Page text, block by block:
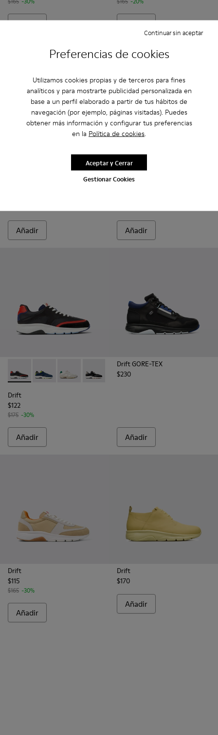
Preferencias de cookies
Utilizamos cookies propias y de terceros para fines
analíticos y para mostrarte publicidad personalizada en
base a un perfil elaborado a partir de tus hábitos de
navegación (por ejemplo, páginas visitadas). Puedes
obtener más información y configurar tus preferencias
en la Política de cookies.
Gestionar Cookies
Continuar sin aceptar
Aceptar y Cerrar
Añadir Añadir
Drift Walk - K101098-008 - Sneakers de tejido y nobuk
Drift Walk - K101098-006 - Sneakers de tejido y
Drift Walk - K101098-004 - Sneakers de
Drift Walk - K101098-003 - Sneakers
Drift Walk - K101098-002 -
Drift Walk - K101098-
Añadir
Drift - K100876-020 -
Drift - K100876-015
Añadir
Drift - K100876-004 - Sneakers multicolores de tejido y piel
Drift - K100876-020 - Sneakers grises de piel para
Drift - K100876-015 - Sneakers de tejido y
Drift - K100876-013 - Zapatillas
Drift
$122
$175 -30%
Añadir
Drift GORE-TEX
$230
Añadir
Drift
$115
$165 -30%
Añadir
Drift
$170
Añadir